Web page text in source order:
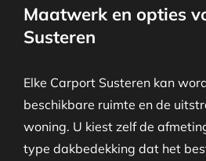
Maatwerk en opties
Susteren
Elke Carport Susteren kan
beschikbare ruimte en de
woning. U kiest zelf de
type dakbedekking dat het